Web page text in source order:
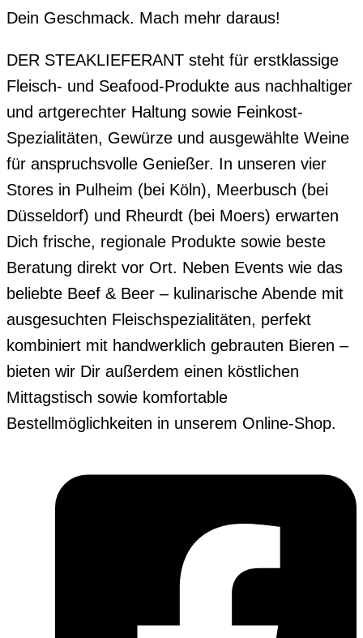
Dein Geschmack. Mach mehr daraus!
DER STEAKLIEFERANT steht für erstklassige
Fleisch- und Seafood-Produkte aus nachhaltiger
und artgerechter Haltung sowie Feinkost-
Spezialitäten, Gewürze und ausgewählte Weine
für anspruchsvolle Genießer. In unseren vier
Stores in Pulheim (bei Köln), Meerbusch (bei
Düsseldorf) und Rheurdt (bei Moers) erwarten
Dich frische, regionale Produkte sowie beste
Beratung direkt vor Ort. Neben Events wie das
beliebte Beef & Beer – kulinarische Abende mit
ausgesuchten Fleischspezialitäten, perfekt
kombiniert mit handwerklich gebrauten Bieren –
bieten wir Dir außerdem einen köstlichen
Mittagstisch sowie komfortable
Bestellmöglichkeiten in unserem Online-Shop.